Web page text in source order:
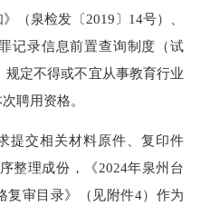
（泉检发〔2019〕 14号）、
记录信息前置查询制度（试
规定不得或不宜从事教育行业
聘用资格。
提交相关材料原件、复印件
整理成份，《2024年泉州台
复审目录》（见附件4）作为